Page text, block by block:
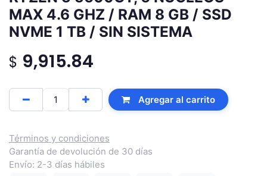
MAX 4.6 GHZ / RAM 8 GB / SSD
NVME 1 TB / SIN SISTEMA
$ 9,915.84
Agregar al carrito
Términos y condiciones
Garantía de devolución de 30 días
Envío: 2-3 días hábiles